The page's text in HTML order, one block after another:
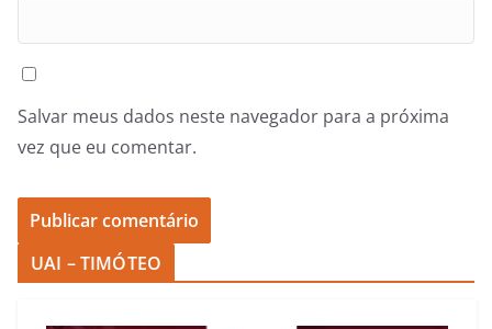
Salvar meus dados neste navegador para a próxima
vez que eu comentar.
UAI – TIMÓTEO